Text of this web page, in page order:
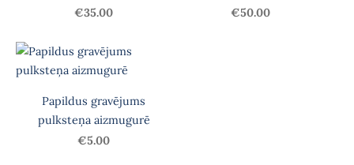
€35.00
€50.00
Papildus gravējums
pulksteņa aizmugurē
€5.00